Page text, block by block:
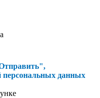
персональных данных